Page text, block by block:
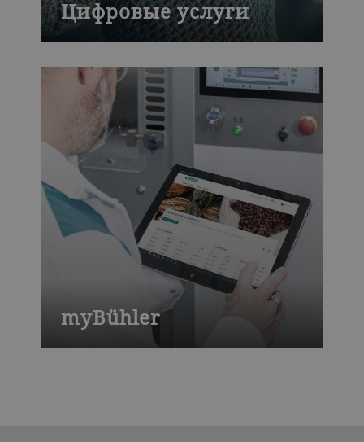
Цифровые услуги
Мощные платформы для повышения
myBühler